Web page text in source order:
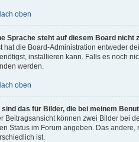
oben
Sprache steht auf diesem Board nicht
hat die Board-Administration entweder
installieren kann. Falls es noch
werden.
oben
sind das für Bilder, die bei meinem
Beitragsansicht können zwei Bilder bei
Status im Forum angeben. Das
ist.